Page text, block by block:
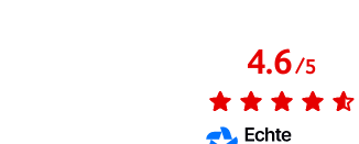
4.6/5